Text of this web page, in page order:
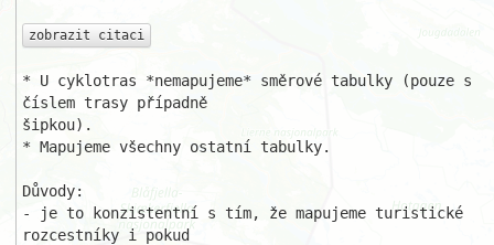
zobrazit citaci
* U cyklotras *nemapujeme* směrové tabulky (pouze s
číslem trasy případně
šipkou).
* Mapujeme všechny ostatní tabulky.
Důvody:
- je to konzistentní s tím, že mapujeme turistické
rozcestníky i pokud